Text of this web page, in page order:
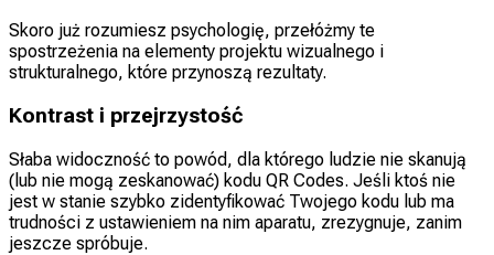
Skoro już rozumiesz psychologię, przełóżmy te
spostrzeżenia na elementy projektu wizualnego i
strukturalnego, które przynoszą rezultaty.
Kontrast i przejrzystość
Słaba widoczność to powód, dla którego ludzie nie skanują
(lub nie mogą zeskanować) kodu QR Codes. Jeśli ktoś nie
jest w stanie szybko zidentyfikować Twojego kodu lub ma
trudności z ustawieniem na nim aparatu, zrezygnuje, zanim
jeszcze spróbuje.